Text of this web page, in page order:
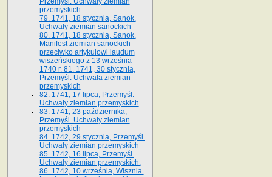
przemyskich
79. 1741, 18 stycznia, Sanok.
Uchwały ziemian sanockich
80. 1741, 18 stycznia, Sanok.
Manifest ziemian sanockich
przeciwko artykułowi laudum
wiszeńskiego z 13 wrze­śnia
1740 r. 81. 1741, 30 stycznia,
Przemyśl. Uchwała ziemian
przemyskich
82. 1741, 17 lipca, Przemyśl.
Uchwały ziemian przemyskich
83. 1741, 23 października,
Przemyśl. Uchwały ziemian
przemyskich
84. 1742, 29 stycznia, Przemyśl.
Uchwały ziemian przemyskich
85. 1742, 16 lipca, Przemyśl.
Uchwały ziemian przemyskich.
86. 1742, 10 września, Wisznia.